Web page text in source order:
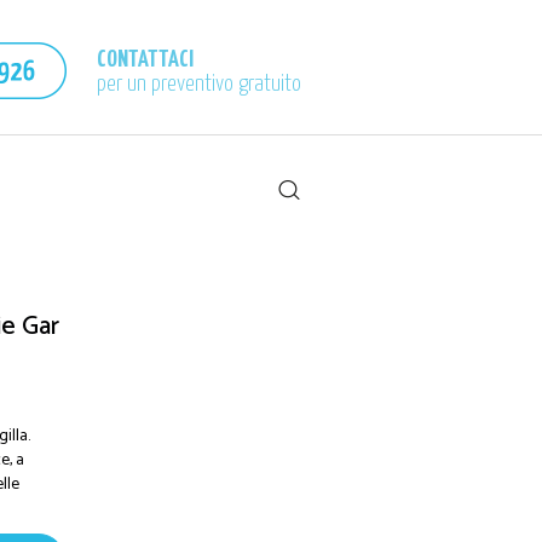
CONTATTACI
per un preventivo gratuito
Gar
a